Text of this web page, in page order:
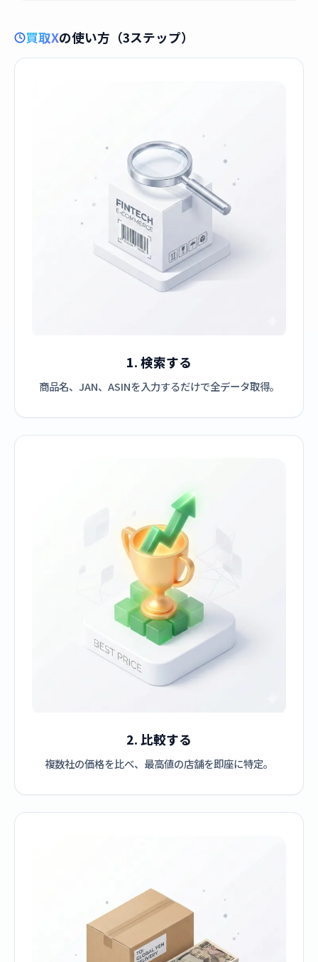
買取Xの使い方（3ステップ）
1. 検索する
商品名、JAN、ASINを入力するだけで全データ取得。
2. 比較する
複数社の価格を比べ、最高値の店舗を即座に特定。